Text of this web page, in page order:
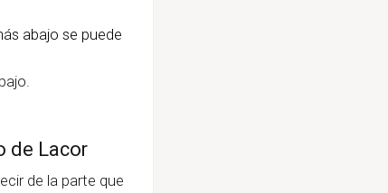
abajo se puede
de Lacor
de la parte que